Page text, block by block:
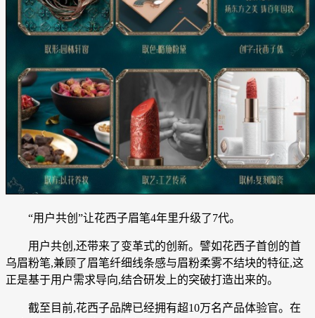
“用户共创”让花西子眉笔4年里升级了7代。
用户共创,还带来了变革式的创新。譬如花西子首创的首
乌眉粉笔,兼顾了眉笔纤细线条感与眉粉柔雾不结块的特征,这
正是基于用户需求导向,结合研发上的突破打造出来的。
截至目前,花西子品牌已经拥有超10万名产品体验官。在